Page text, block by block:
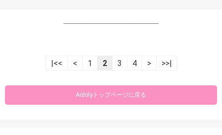
----------------------------------------------------------------
|<< < 1 2 3 4 > >>|
Aidolyトップページに戻る